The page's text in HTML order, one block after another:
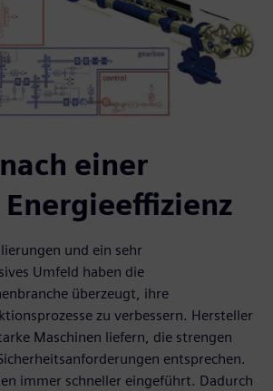
einer
und ein sehr
Umfeld haben die
überzeugt, ihre
zu verbessern. Hersteller
Maschinen liefern, die strengen
entsprechen.
immer schneller eingeführt. Dadurch